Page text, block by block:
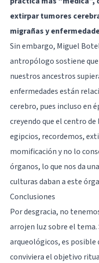
extirpar tumores
migrañas y
Sin embargo, Miguel
antropólogo sostiene
nuestros ancestros
enfermedades están
cerebro, pues incluso en
creyendo que el centro
egipcios, recordemos,
momificación y no lo
órganos, lo que nos da
culturas daban a este
Conclusiones
Por desgracia, no
arrojen luz sobre el
arqueológicos, es
conviviera el objetivo